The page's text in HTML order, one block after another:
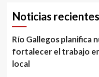
Noticias recientes
Río Gallegos planifica
fortalecer el trabajo
local